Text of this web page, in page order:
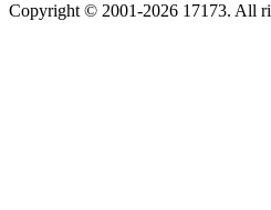
Copyright © 2001-2026 17173. All